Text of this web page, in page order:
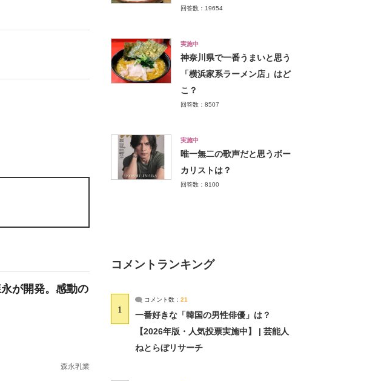
が開発。感動の
森永乳業
回答数：19654
実施中
神奈川県で一番うまいと思う
「横浜家系ラーメン店」はど
こ？
回答数：8507
実施中
唯一無二の歌声だと思うボー
カリストは？
回答数：8100
コメントランキング
1
コメント数： 21
一番好きな「韓国の男性俳優」は？
【2026年版・人気投票実施中】 | 芸能人
ねとらぼリサーチ